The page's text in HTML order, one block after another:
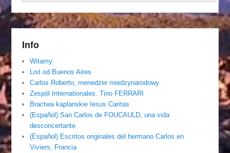
Info
Witamy
List od Buenos Aires
Carlos Roberto, menedzer miedzynarodowy
Zespól Internationales. Tino FERRARI
Bractwa kaplanskie Iesus Caritas
(Español) San Carlos de FOUCAULD, una vida
desconcertante
(Español) Escritos originales del hermano Carlos en
Viviers, Francia